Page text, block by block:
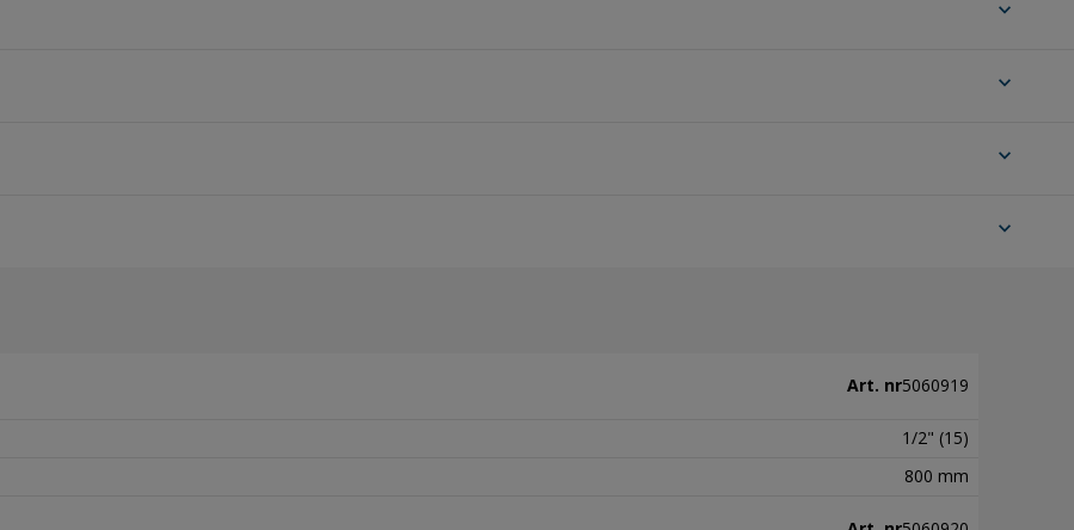
expand_more
expand_more
expand_more
expand_more
Art. nr5060919
1/2" (15)
800 mm